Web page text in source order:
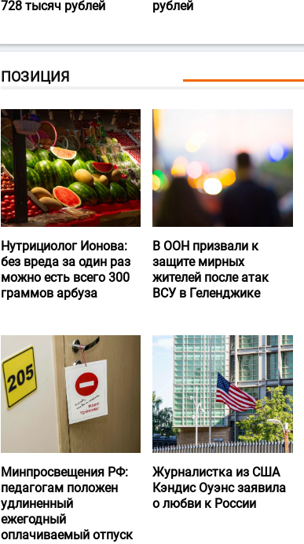
728 тысяч рублей
рублей
ПОЗИЦИЯ
Нутрициолог Ионова:
без вреда за один раз
можно есть всего 300
граммов арбуза
В ООН призвали к
защите мирных
жителей после атак
ВСУ в Геленджике
Минпросвещения РФ:
педагогам положен
удлиненный
ежегодный
оплачиваемый отпуск
Журналистка из США
Кэндис Оуэнс заявила
о любви к России